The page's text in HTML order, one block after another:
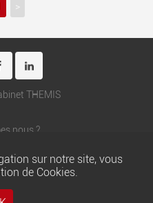
>
THEMIS
nous ?
légales
sur notre site, vous
de Cookies.